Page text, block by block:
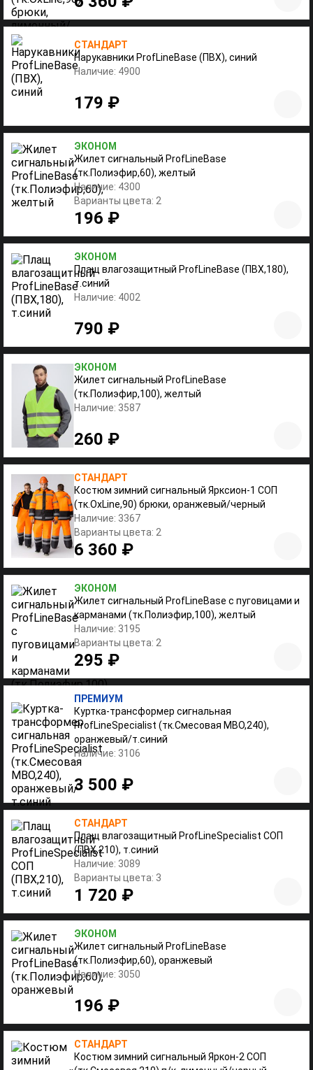
СТАНДАРТ
Нарукавники ProfLineBase (ПВХ), синий
Наличие: 4900
179 ₽
ЭКОНОМ
Жилет сигнальный ProfLineBase
(тк.Полиэфир,60), желтый
Наличие: 4300
Варианты цвета: 2
196 ₽
ЭКОНОМ
Плащ влагозащитный ProfLineBase (ПВХ,180),
т.синий
Наличие: 4002
790 ₽
ЭКОНОМ
Жилет сигнальный ProfLineBase
(тк.Полиэфир,100), желтый
Наличие: 3587
260 ₽
СТАНДАРТ
Костюм зимний сигнальный Ярксион-1 СОП
(тк.OxLine,90) брюки, оранжевый/черный
Наличие: 3367
Варианты цвета: 2
6 360 ₽
ЭКОНОМ
Жилет сигнальный ProfLineBase с пуговицами и
карманами (тк.Полиэфир,100), желтый
Наличие: 3195
Варианты цвета: 2
295 ₽
ПРЕМИУМ
Куртка-трансформер сигнальная
ProfLineSpecialist (тк.Смесовая МВО,240),
оранжевый/т.синий
Наличие: 3106
3 500 ₽
СТАНДАРТ
Плащ влагозащитный ProfLineSpecialist СОП
(ПВХ,210), т.синий
Наличие: 3089
Варианты цвета: 3
1 720 ₽
ЭКОНОМ
Жилет сигнальный ProfLineBase
(тк.Полиэфир,60), оранжевый
Наличие: 3050
196 ₽
СТАНДАРТ
Костюм зимний сигнальный Яркон-2 СОП